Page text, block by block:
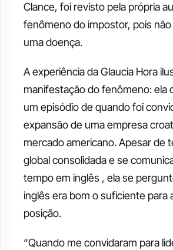
Clance, foi revisto pela própria
fenômeno do impostor, pois
uma doença.
A experiência da Glaucia Hora
manifestação do fenômeno: ela
um episódio de quando foi
expansão de uma empresa
mercado americano. Apesar de
global consolidada e se
tempo em inglês , ela se
inglês era bom o suficiente para
posição.
“Quando me convidaram para